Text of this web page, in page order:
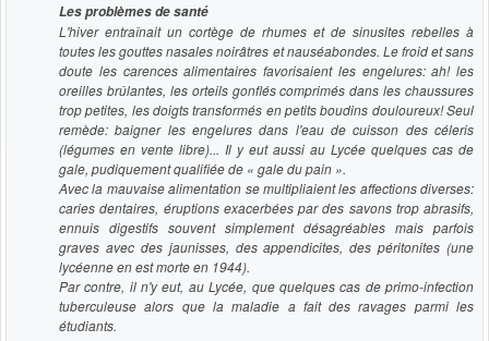
Les problèmes de santé
L'hiver entraînait un cortège de rhumes et de sinusites rebelles à
toutes les gouttes nasales noirâtres et nauséabondes. Le froid et sans
doute les carences alimentaires favorisaient les engelures: ah! les
oreilles brûlantes, les orteils gonflés comprimés dans les chaussures
trop petites, les doigts transformés en petits boudins douloureux! Seul
remède: baigner les engelures dans l'eau de cuisson des céleris
(légumes en vente libre)... Il y eut aussi au Lycée quelques cas de
gale, pudiquement qualifiée de « gale du pain ».
Avec la mauvaise alimentation se multipliaient les affections diverses:
caries dentaires, éruptions exacerbées par des savons trop abrasifs,
ennuis digestifs souvent simplement désagréables mais parfois
graves avec des jaunisses, des appendicites, des péritonites (une
lycéenne en est morte en 1944).
Par contre, il n'y eut, au Lycée, que quelques cas de primo-infection
tuberculeuse alors que la maladie a fait des ravages parmi les
étudiants.